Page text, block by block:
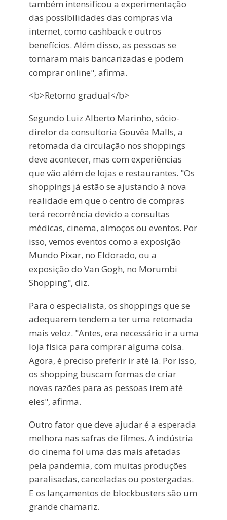
também intensificou a experimentação
das possibilidades das compras via
internet, como cashback e outros
benefícios. Além disso, as pessoas se
tornaram mais bancarizadas e podem
comprar online", afirma.
<b>Retorno gradual</b>
Segundo Luiz Alberto Marinho, sócio-
diretor da consultoria Gouvêa Malls, a
retomada da circulação nos shoppings
deve acontecer, mas com experiências
que vão além de lojas e restaurantes. "Os
shoppings já estão se ajustando à nova
realidade em que o centro de compras
terá recorrência devido a consultas
médicas, cinema, almoços ou eventos. Por
isso, vemos eventos como a exposição
Mundo Pixar, no Eldorado, ou a
exposição do Van Gogh, no Morumbi
Shopping", diz.
Para o especialista, os shoppings que se
adequarem tendem a ter uma retomada
mais veloz. "Antes, era necessário ir a uma
loja física para comprar alguma coisa.
Agora, é preciso preferir ir até lá. Por isso,
os shopping buscam formas de criar
novas razões para as pessoas irem até
eles", afirma.
Outro fator que deve ajudar é a esperada
melhora nas safras de filmes. A indústria
do cinema foi uma das mais afetadas
pela pandemia, com muitas produções
paralisadas, canceladas ou postergadas.
E os lançamentos de blockbusters são um
grande chamariz.